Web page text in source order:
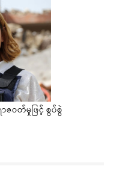
ဝတ်မှုဖြင့် စွပ်စွဲ